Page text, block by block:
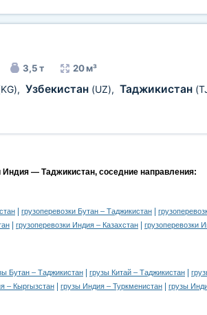
3,5 т 20 м³
, Узбекистан (UZ), Таджикистан
Индия — Таджикистан, соседние направления:
грузоперевозки Бутан – Таджикистан
грузоперевозки Индия – Казахстан грузоперевозки
Бутан – Таджикистан грузы Китай – Таджикистан
– Кыргызстан грузы Индия – Туркменистан грузы